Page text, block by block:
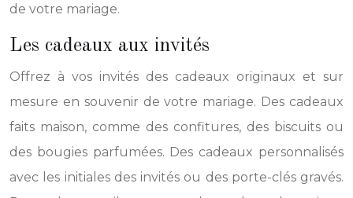
de votre mariage.
Les cadeaux aux invités
Offrez à vos invités des cadeaux originaux et sur
mesure en souvenir de votre mariage. Des cadeaux
faits maison, comme des confitures, des biscuits ou
des bougies parfumées. Des cadeaux personnalisés
avec les initiales des invités ou des porte-clés gravés.